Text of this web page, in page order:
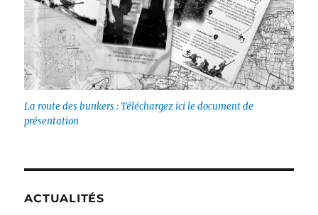
La route des bunkers : Téléchargez ici le document de
présentation
ACTUALITÉS